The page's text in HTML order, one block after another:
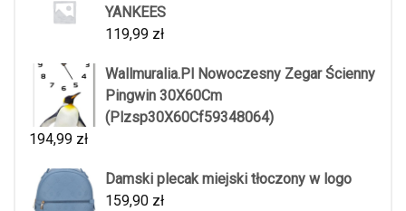
YANKEES
119,99 zł
Wallmuralia.Pl Nowoczesny Zegar Ścienny
Pingwin 30X60Cm
(Plzsp30X60Cf59348064)
194,99 zł
Damski plecak miejski tłoczony w logo
159,90 zł